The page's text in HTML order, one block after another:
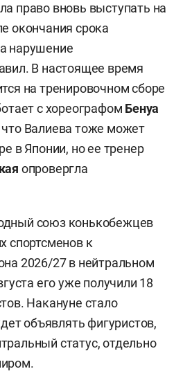
право вновь выступать на
окончания срока
нарушение
В настоящее время
на тренировочном сборе
с хореографом Бенуа
Валиева тоже может
в Японии, но ее тренер
опровергла
союз конькобежцев
спортсменов к
2026/27 в нейтральном
его уже получили 18
Накануне стало
объявлять фигуристов,
статус, отдельно